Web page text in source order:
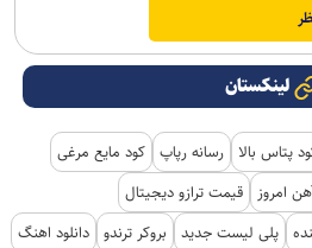
لینکستان
پتاس بالا رسانه رپاپ کود مایع مرغی
امروز
قیمت ترازو دیجیتال
پلی لیست جدید بروکر ترندو دانلود اهنگ